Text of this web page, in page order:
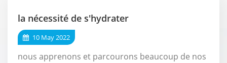
la nécessité de s'hydrater
10 May 2022
nous apprenons et parcourons beaucoup de nos